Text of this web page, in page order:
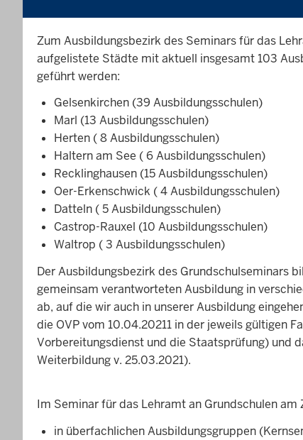
Zum Ausbildungsbezirk des Seminars für das
aufgelistete Städte mit aktuell insgesamt 103
geführt werden:
Gelsenkirchen (39 Ausbildungsschulen)
Marl (13 Ausbildungsschulen)
Herten ( 8 Ausbildungsschulen)
Haltern am See ( 6 Ausbildungsschulen)
Recklinghausen (15 Ausbildungsschulen)
Oer-Erkenschwick ( 4 Ausbildungsschulen)
Datteln ( 5 Ausbildungsschulen)
Castrop-Rauxel (10 Ausbildungsschulen)
Waltrop ( 3 Ausbildungsschulen)
Der Ausbildungsbezirk des Grundschulseminars
gemeinsam verantworteten Ausbildung in
ab, auf die wir auch in unserer Ausbildung
die OVP vom 10.04.20211 in der jeweils gültigen
Vorbereitungsdienst und die Staatsprüfung) und
Weiterbildung v. 25.03.2021).
Im Seminar für das Lehramt an Grundschulen
in überfachlichen Ausbildungsgruppen